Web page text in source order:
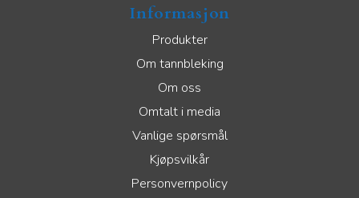
Informasjon
Produkter
Om tannbleking
Om oss
Omtalt i media
Vanlige spørsmål
Kjøpsvilkår
Personvernpolicy